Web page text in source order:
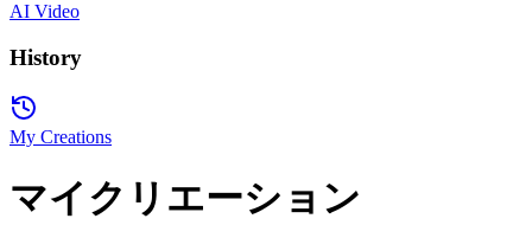
AI Video
History
My Creations
マイクリエーション